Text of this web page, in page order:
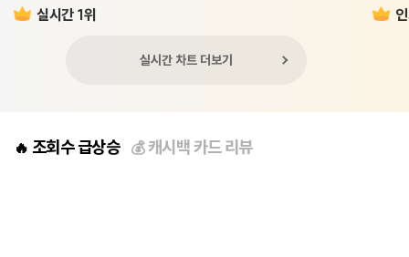
실시간 1위
실시간 차트 더보기
🔥 조회수 급상승 💰캐시백 카드 리뷰